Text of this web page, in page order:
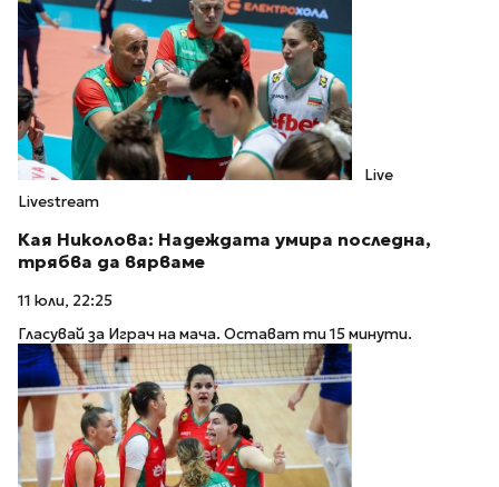
Live
Livestream
Кая Николова: Надеждата умира последна,
трябва да вярваме
11 юли, 22:25
Гласувай за Играч на мача. Остават ти 15 минути.